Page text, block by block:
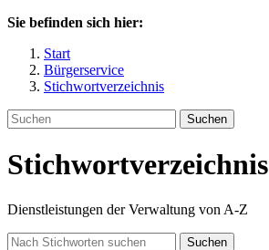
Sie befinden sich hier:
Start
Bürgerservice
Stichwortverzeichnis
Suchen
Stichwortverzeichnis
Dienstleistungen der Verwaltung von A-Z
Suchen